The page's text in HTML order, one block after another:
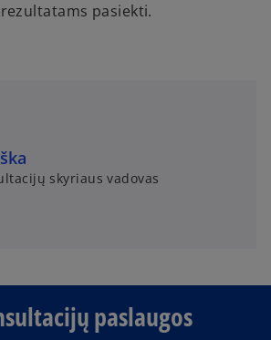
pasiekti.
skyriaus vadovas
paslaugos